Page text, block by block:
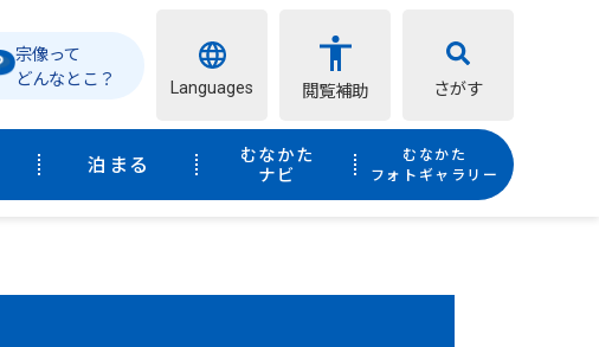
宗像って
どんなとこ？
Languages 閲覧補助 さがす
泊まる
むなかた
ナビ
むなかた
フォトギャラリー